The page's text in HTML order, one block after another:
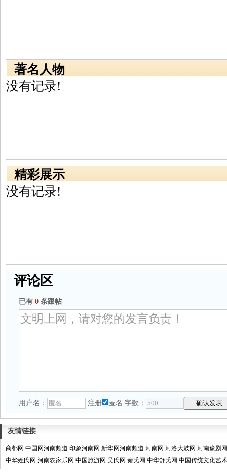
著名人物
没有记录!
精彩展示
没有记录!
评论区
已有 0 条跟帖
用户名： 注册 匿名 字数：
友情链接
商都网 中国网河南频道 印象河南网 新华网河南频道 河南网 河洛大鼓网 河南豫剧网
中华姓氏网 河南农家乐网 中国旅游网 吴氏网 秦氏网 中华舒氏网 中国传统文化艺